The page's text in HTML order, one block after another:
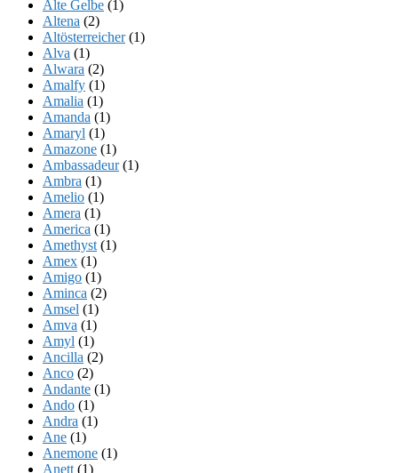
Alte Gelbe (1)
Altena (2)
Altösterreicher(1)
Alva (1)
Alwara (2)
Amalfy (1)
Amalia (1)
Amanda (1)
Amaryl (1)
Amazone (1)
Ambassadeur(1)
Ambra (1)
Amelio (1)
Amera (1)
America (1)
Amethyst (1)
Amex (1)
Amigo (1)
Aminca (2)
Amsel (1)
Amva (1)
Amyl (1)
Ancilla (2)
Anco (2)
Andante (1)
Ando (1)
Andra (1)
Ane (1)
Anemone (1)
Anett (1)